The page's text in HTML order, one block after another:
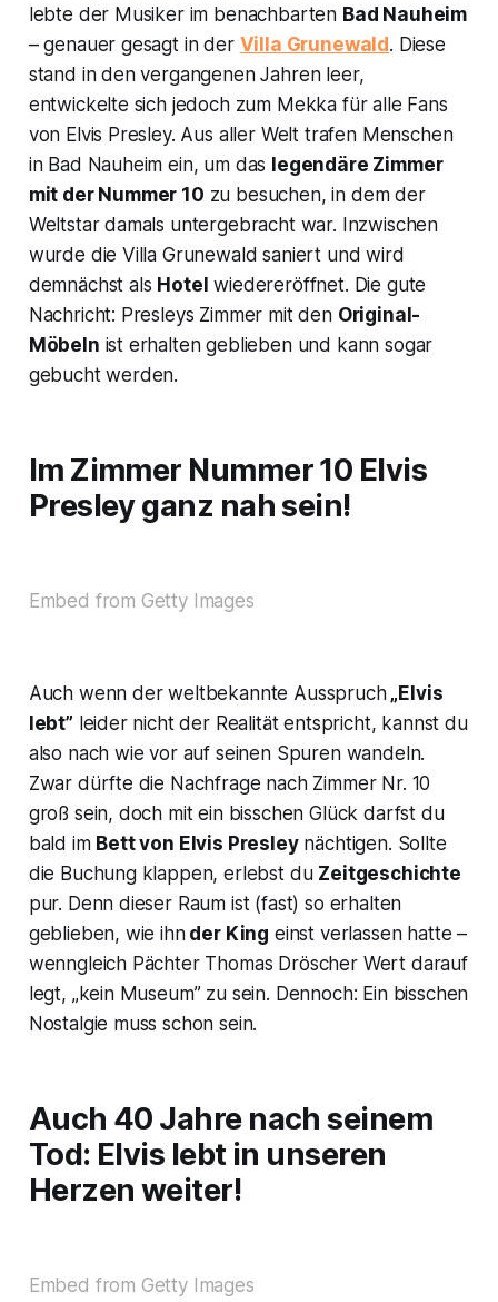
lebte der Musiker im benachbarten Bad Nauheim
– genauer gesagt in der Villa Grunewald. Diese
stand in den vergangenen Jahren leer,
entwickelte sich jedoch zum Mekka für alle Fans
von Elvis Presley. Aus aller Welt trafen Menschen
in Bad Nauheim ein, um das legendäre Zimmer
mit der Nummer 10 zu besuchen, in dem der
Weltstar damals untergebracht war. Inzwischen
wurde die Villa Grunewald saniert und wird
demnächst als Hotel wiedereröffnet. Die gute
Nachricht: Presleys Zimmer mit den Original-
Möbeln ist erhalten geblieben und kann sogar
gebucht werden.
Im Zimmer Nummer 10 Elvis
Presley ganz nah sein!
Embed from Getty Images
Auch wenn der weltbekannte Ausspruch„Elvis
lebt” leider nicht der Realität entspricht, kannst du
also nach wie vor auf seinen Spuren wandeln.
Zwar dürfte die Nachfrage nach Zimmer Nr. 10
groß sein, doch mit ein bisschen Glück darfst du
bald im Bett von Elvis Presleynächtigen. Sollte
die Buchung klappen, erlebst du Zeitgeschichte
pur. Denn dieser Raum ist (fast) so erhalten
geblieben, wie ihnder King einst verlassen hatte –
wenngleich Pächter Thomas Dröscher Wert darauf
legt, „kein Museum” zu sein. Dennoch: Ein bisschen
Nostalgie muss schon sein.
Auch 40 Jahre nach seinem
Tod: Elvis lebt in unseren
Herzen weiter!
Embed from Getty Images